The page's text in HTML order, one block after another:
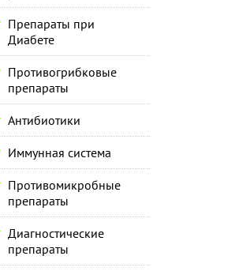
Препараты при
Диабете
Противогрибковые
препараты
Антибиотики
Иммунная система
Противомикробные
препараты
Диагностические
препараты